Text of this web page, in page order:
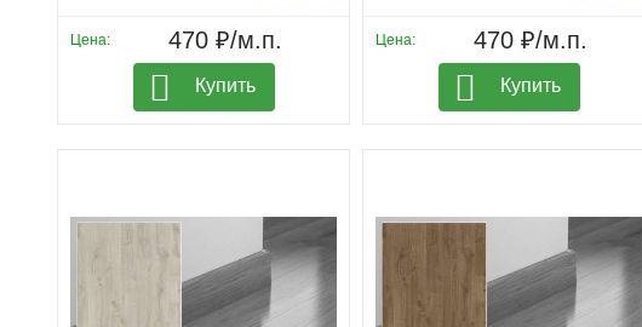
Цена: 470 ₽/м.п.
Купить
Цена: 470 ₽/м.п.
Купить